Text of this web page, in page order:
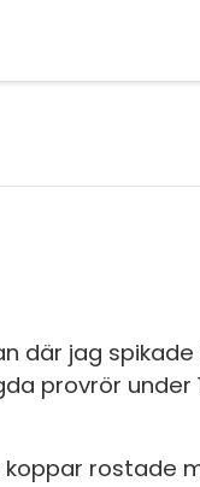
där jag
provrör under